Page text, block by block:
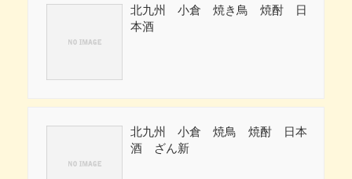
北九州 小倉 焼き鳥 焼酎 日
本酒
北九州 小倉 焼鳥 焼酎 日本
酒 ざん新